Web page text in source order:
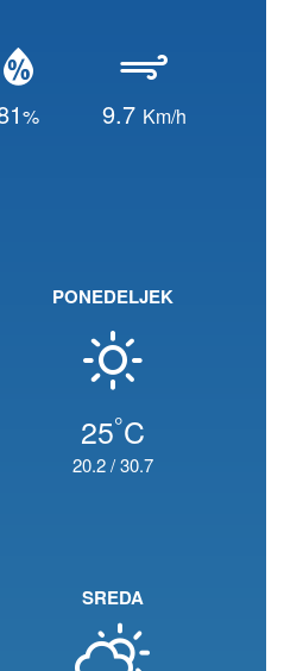
% 9.7 Km/h
PONEDELJEK
25°C
20.2/30.7
SREDA